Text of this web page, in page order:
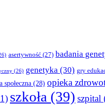
asertywność (27) badania
(26) genetyka (30) gry
społeczna (28) opieka
szkoła (39) szpital